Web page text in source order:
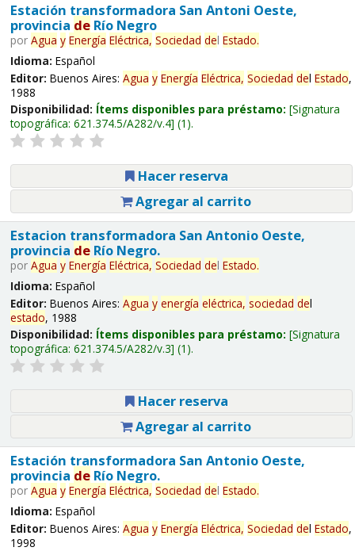
Estación transformadora San Antoni Oeste,
provincia deRío Negro
por Agua y Energía Eléctrica, Sociedad del Estado.
Idioma: Español
Editor: Buenos Aires: Agua y Energía Eléctrica, Sociedad del Estado,
1988
Disponibilidad: Ítems disponibles para préstamo: Signatura
topográfica: 621.374.5/A282/v.4 (1).
Hacer reserva
Agregar al carrito
Estacion transformadora San Antonio Oeste,
provincia deRío Negro.
por Agua y Energía Eléctrica, Sociedad del Estado.
Idioma: Español
Editor: Buenos Aires: Agua y energía eléctrica, sociedad del
estado, 1988
Disponibilidad: Ítems disponibles para préstamo: Signatura
topográfica: 621.374.5/A282/v.3 (1).
Hacer reserva
Agregar al carrito
Estación transformadora San Antonio Oeste,
provincia deRío Negro.
por Agua y Energía Eléctrica, Sociedad del Estado.
Idioma: Español
Editor: Buenos Aires: Agua y Energía Eléctrica, Sociedad del Estado,
1998